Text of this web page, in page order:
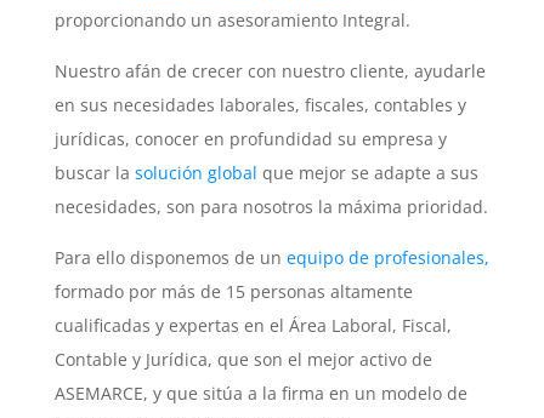
proporcionando un asesoramiento Integral.
Nuestro afán de crecer con nuestro cliente, ayudarle
en sus necesidades laborales, fiscales, contables y
jurídicas, conocer en profundidad su empresa y
buscar la solución global que mejor se adapte a sus
necesidades, son para nosotros la máxima prioridad.
Para ello disponemos de un equipo de profesionales,
formado por más de 15 personas altamente
cualificadas y expertas en el Área Laboral, Fiscal,
Contable y Jurídica, que son el mejor activo de
ASEMARCE, y que sitúa a la firma en un modelo de